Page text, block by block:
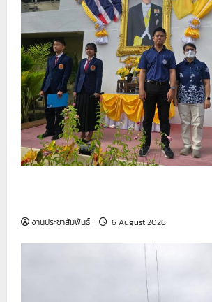
งานประชาสัมพันธ์ 6 August 2026